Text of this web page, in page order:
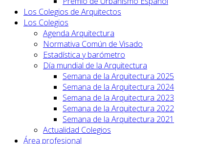
Los Colegios de Arquitectos
Los Colegios
Agenda Arquitectura
Normativa Común de Visado
Estadística y barómetro
Día mundial de la Arquitectura
Semana de la Arquitectura 2025
Semana de la Arquitectura 2024
Semana de la Arquitectura 2023
Semana de la Arquitectura 2022
Semana de la Arquitectura 2021
Actualidad Colegios
Área profesional